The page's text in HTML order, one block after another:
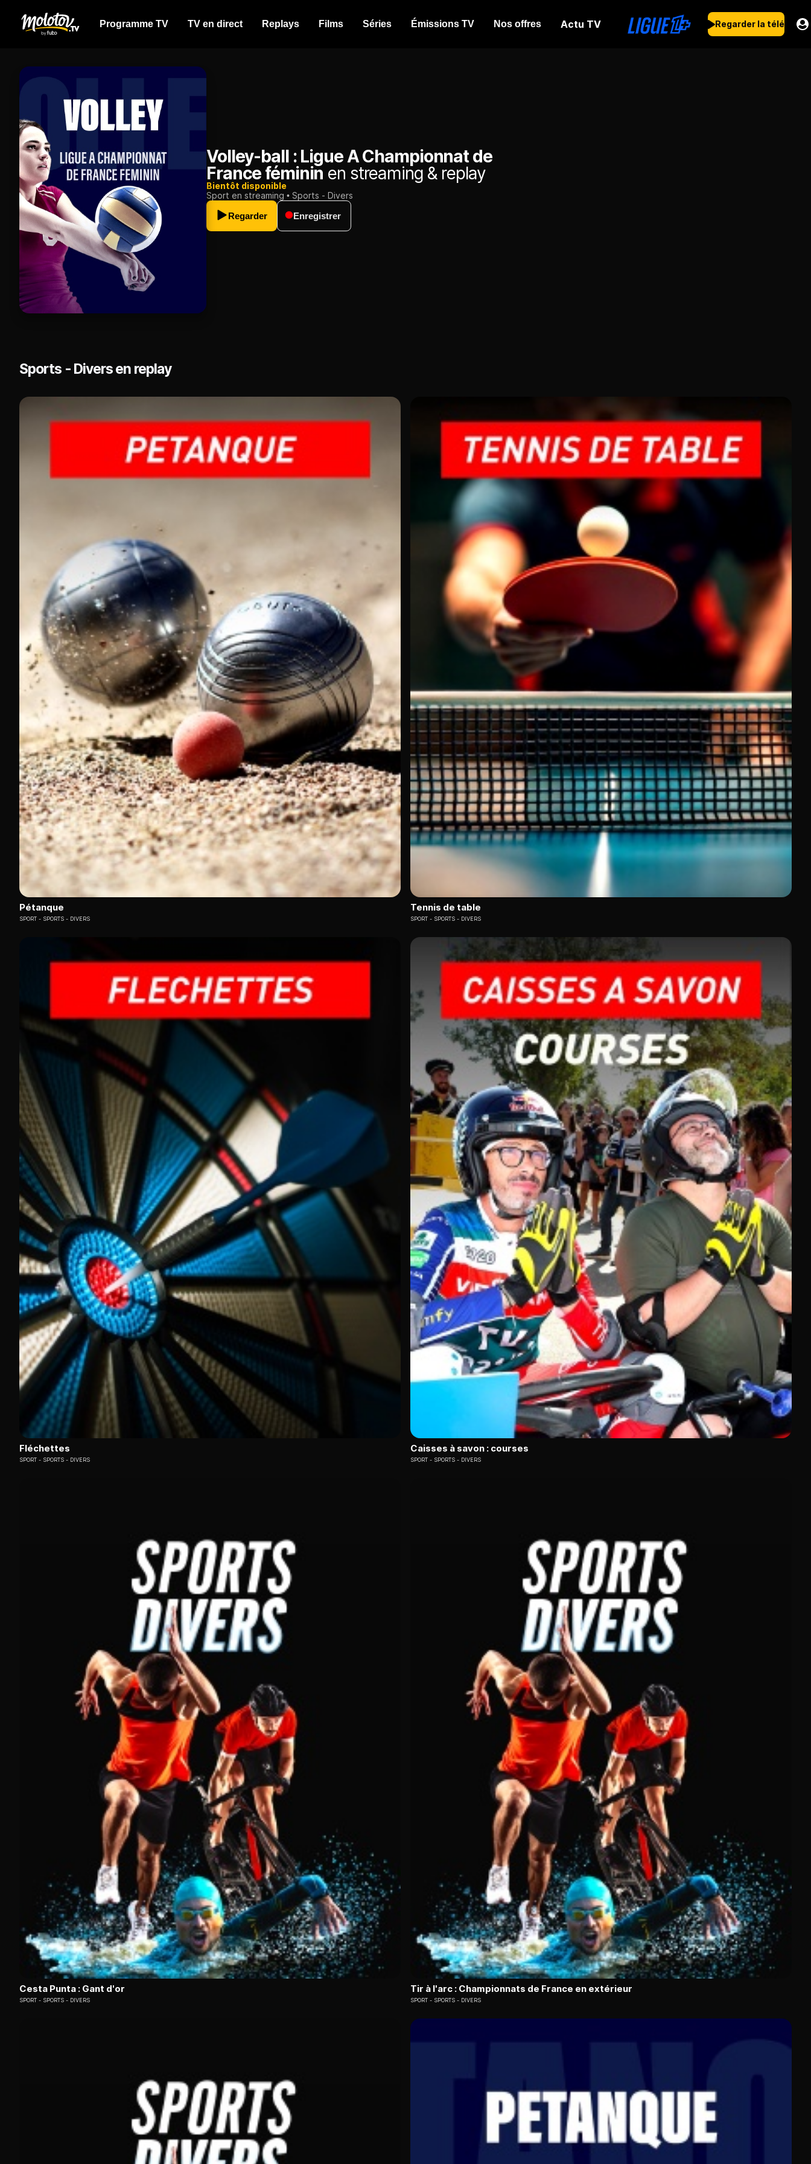
Programme TV TV en direct Replays Films Séries Émissions TV Nos offres Actu TV Regarder la télé
Volley-ball : Ligue A Championnat de
France féminin en streaming & replay
Bientôt disponible
Sport en streaming
Sports - Divers
Regarder
Enregistrer
Sports - Divers en replay
Pétanque
SPORT SPORTS - DIVERS
Tennis de table
SPORT SPORTS - DIVERS
Fléchettes
SPORT SPORTS - DIVERS
Caisses à savon : courses
SPORT SPORTS - DIVERS
Cesta Punta : Gant d'or
SPORT SPORTS - DIVERS
Tir à l'arc : Championnats de France en extérieur
SPORT SPORTS - DIVERS